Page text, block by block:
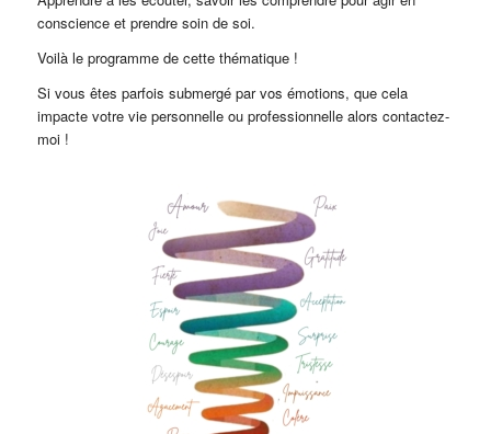
conscience et prendre soin de soi.
Voilà le programme de cette thématique !
Si vous êtes parfois submergé par vos émotions, que cela
impacte votre vie personnelle ou professionnelle alors contactez-
moi !